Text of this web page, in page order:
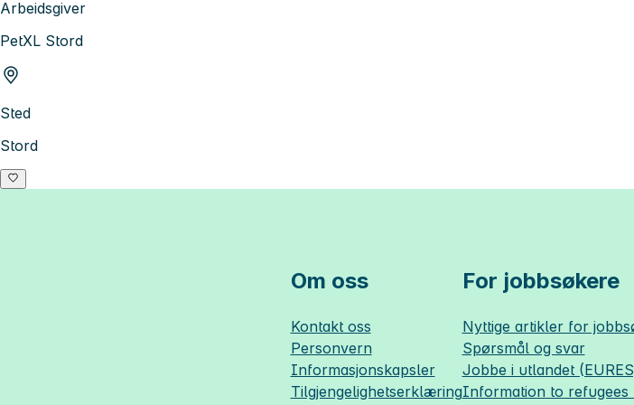
Arbeidsgiver
PetXL Stord
Sted
Stord
Om oss
Kontakt oss
Personvern
Informasjonskapsler
Tilgjengelighetserklæring
For jobbsøkere
Nyttige artikler for
Spørsmål og svar
Jobbe i utlandet
Information to refugees